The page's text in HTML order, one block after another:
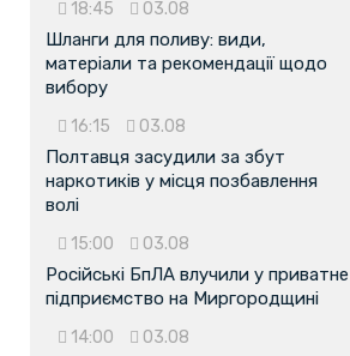
18:45 03.08
Шланги для поливу: види,
матеріали та рекомендації щодо
вибору
16:15 03.08
Полтавця засудили за збут
наркотиків у місця позбавлення
волі
15:00 03.08
Російські БпЛА влучили у приватне
підприємство на Миргородщині
14:00 03.08